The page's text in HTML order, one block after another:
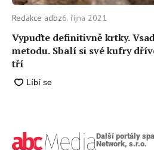
Vypuďte definitivně krtky.
metodu. Sbalí si své kufry
tří
Redakce adbz6. října 2021
Další portály
Network, s.r.o.